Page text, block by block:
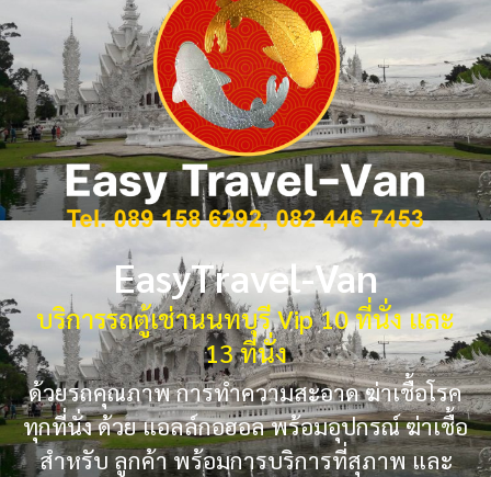
EasyTravel-Van
บริการรถตู้เช่านนทบุรี Vip 10 ที่นั่ง และ
13 ที่นั่ง
ด้วยรถคุณภาพ การทำความสะอาด ฆ่าเชื้อโรค
ทุกที่นั่ง ด้วย แอลล์กอฮอล พร้อมอุปกรณ์ ฆ่าเชื้อ
สำหรับ ลูกค้า พร้อมการบริการที่สุภาพ และ